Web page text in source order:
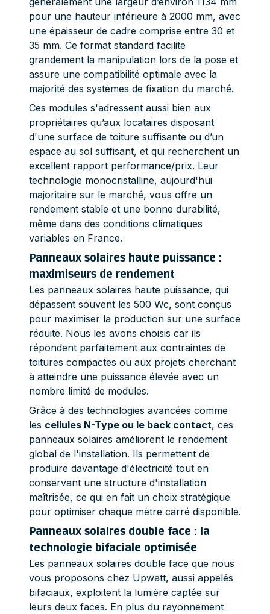
pour une hauteur inférieure à 2000 mm, avec
une épaisseur de cadre comprise entre 30 et
35 mm. Ce format standard facilite
grandement la manipulation lors de la pose et
assure une compatibilité optimale avec la
majorité des systèmes de fixation du marché.
Ces modules s'adressent aussi bien aux
propriétaires qu’aux locataires disposant
d'une surface de toiture suffisante ou d’un
espace au sol suffisant, et qui recherchent un
excellent rapport performance/prix. Leur
technologie monocristalline, aujourd'hui
majoritaire sur le marché, vous offre un
rendement stable et une bonne durabilité,
même dans des conditions climatiques
variables en France.
Panneaux solaires haute puissance :
maximiseurs de rendement
Les panneaux solaires haute puissance, qui
dépassent souvent les 500 Wc, sont conçus
pour maximiser la production sur une surface
réduite. Nous les avons choisis car ils
répondent parfaitement aux contraintes de
toitures compactes ou aux projets cherchant
à atteindre une puissance élevée avec un
nombre limité de modules.
Grâce à des technologies avancées comme
les cellules N-Type ou le back contact, ces
panneaux solaires améliorent le rendement
global de l'installation. Ils permettent de
produire davantage d'électricité tout en
conservant une structure d'installation
maîtrisée, ce qui en fait un choix stratégique
pour optimiser chaque mètre carré disponible.
Panneaux solaires double face : la
technologie bifaciale optimisée
Les panneaux solaires double face que nous
vous proposons chez Upwatt, aussi appelés
bifaciaux, exploitent la lumière captée sur
leurs deux faces. En plus du rayonnement